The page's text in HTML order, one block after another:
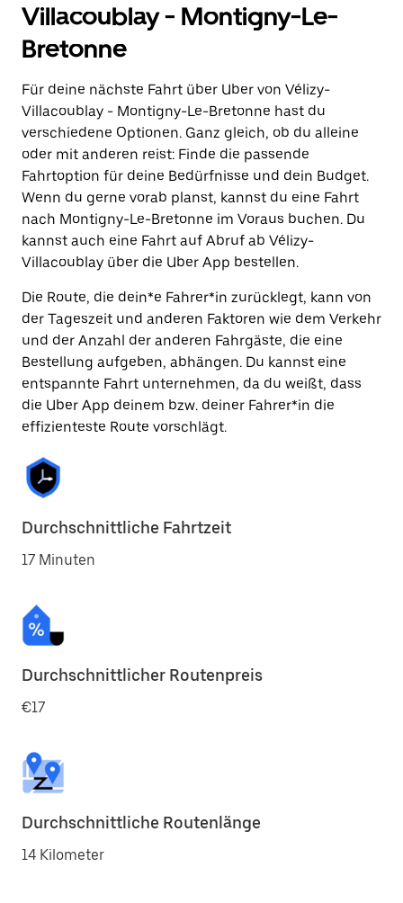
Villacoublay - Montigny-Le-
Bretonne
Für deine nächste Fahrt über Uber von Vélizy-
Villacoublay - Montigny-Le-Bretonne hast du
verschiedene Optionen. Ganz gleich, ob du alleine
oder mit anderen reist: Finde die passende
Fahrtoption für deine Bedürfnisse und dein Budget.
Wenn du gerne vorab planst, kannst du eine Fahrt
nach Montigny-Le-Bretonne im Voraus buchen. Du
kannst auch eine Fahrt auf Abruf ab Vélizy-
Villacoublay über die Uber App bestellen.
Die Route, die dein*e Fahrer*in zurücklegt, kann von
der Tageszeit und anderen Faktoren wie dem Verkehr
und der Anzahl der anderen Fahrgäste, die eine
Bestellung aufgeben, abhängen. Du kannst eine
entspannte Fahrt unternehmen, da du weißt, dass
die Uber App deinem bzw. deiner Fahrer*in die
effizienteste Route vorschlägt.
Durchschnittliche Fahrtzeit
17 Minuten
Durchschnittlicher Routenpreis
€17
Durchschnittliche Routenlänge
14 Kilometer